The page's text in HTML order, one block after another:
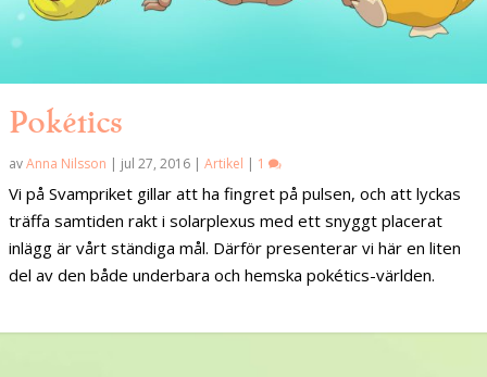
Pokétics
avAnna Nilsson | jul 27, 2016 | Artikel | 1
Vi på Svampriket gillar att ha fingret på pulsen, och att lyckas
träffa samtiden rakt i solarplexus med ett snyggt placerat
inlägg är vårt ständiga mål. Därför presenterar vi här en liten
del av den både underbara och hemska pokétics-världen.